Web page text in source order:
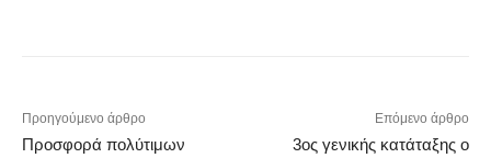
Προηγούμενο άρθρο
Προσφορά πολύτιμων
Επόμενο άρθρο
3ος γενικής κατάταξης ο